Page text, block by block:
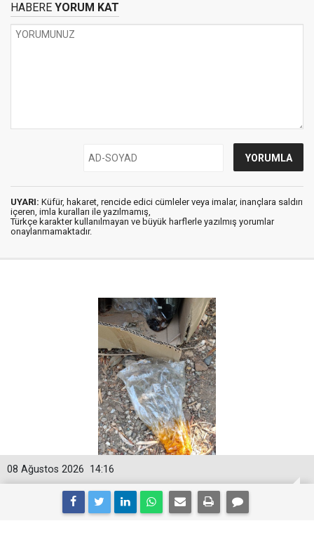
HABERE YORUM KAT
UYARI: Küfür, hakaret, rencide edici cümleler veya imalar, inançlara saldırı
içeren, imla kuralları ile yazılmamış,
Türkçe karakter kullanılmayan ve büyük harflerle yazılmış yorumlar
onaylanmamaktadır.
14:16
08 Ağustos 2026